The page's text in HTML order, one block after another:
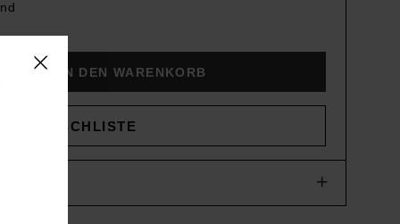
IN DEN WARENKORB
WUNSCHLISTE
+